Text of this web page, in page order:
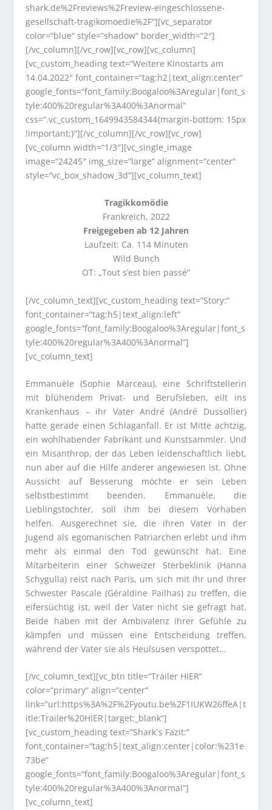
shark.de%2Freviews%2Freview-eingeschlossene-
gesellschaft-tragikomoedie%2F“][vc_separator
color=“blue“ style=“shadow“ border_width=“2″]
[/vc_column][/vc_row][vc_row][vc_column]
[vc_custom_heading text=“Weitere Kinostarts am
14.04.2022″ font_container=“tag:h2|text_align:center“
google_fonts=“font_family:Boogaloo%3Aregular|font_s
tyle:400%20regular%3A400%3Anormal“
css=“.vc_custom_1649943584344{margin-bottom: 15px
!important;}“][/vc_column][/vc_row][vc_row]
[vc_column width=“1/3″][vc_single_image
image=“24245″ img_size=“large“ alignment=“center“
style=“vc_box_shadow_3d“][vc_column_text]
Tragikkomödie
Frankreich, 2022
Freigegeben ab 12 Jahren
Laufzeit: Ca. 114 Minuten
Wild Bunch
OT: „Tout s’est bien passé“
[/vc_column_text][vc_custom_heading text=“Story:“
font_container=“tag:h5|text_align:left“
google_fonts=“font_family:Boogaloo%3Aregular|font_s
tyle:400%20regular%3A400%3Anormal“]
[vc_column_text]
Emmanuèle (Sophie Marceau), eine Schriftstellerin
mit blühendem Privat- und Berufsleben, eilt ins
Krankenhaus – ihr Vater André (André Dussollier)
hatte gerade einen Schlaganfall. Er ist Mitte achtzig,
ein wohlhabender Fabrikant und Kunstsammler. Und
ein Misanthrop, der das Leben leidenschaftlich liebt,
nun aber auf die Hilfe anderer angewiesen ist. Ohne
Aussicht auf Besserung möchte er sein Leben
selbstbestimmt beenden. Emmanuèle, die
Lieblingstochter, soll ihm bei diesem Vorhaben
helfen. Ausgerechnet sie, die ihren Vater in der
Jugend als egomanischen Patriarchen erlebt und ihm
mehr als einmal den Tod gewünscht hat. Eine
Mitarbeiterin einer Schweizer Sterbeklinik (Hanna
Schygulla) reist nach Paris, um sich mit ihr und ihrer
Schwester Pascale (Géraldine Pailhas) zu treffen, die
eifersüchtig ist, weil der Vater nicht sie gefragt hat.
Beide haben mit der Ambivalenz ihrer Gefühle zu
kämpfen und müssen eine Entscheidung treffen,
während der Vater sie als Heulsusen verspottet…
[/vc_column_text][vc_btn title=“Trailer HIER“
color=“primary“ align=“center“
link=“url:https%3A%2F%2Fyoutu.be%2F1IUKW26ffeA|t
itle:Trailer%20HIER|target:_blank“]
[vc_custom_heading text=“Shark´s Fazit:“
font_container=“tag:h5|text_align:center|color:%231e
73be“
google_fonts=“font_family:Boogaloo%3Aregular|font_s
tyle:400%20regular%3A400%3Anormal“]
[vc_column_text]